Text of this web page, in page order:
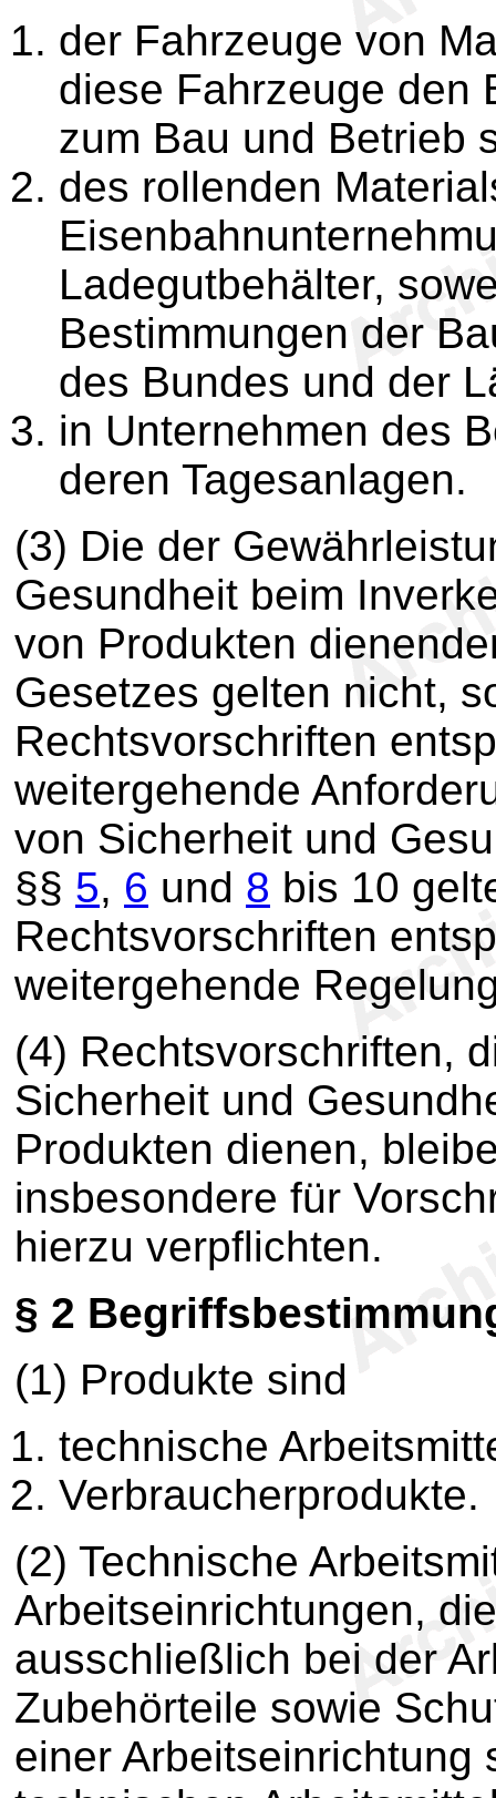
der Fahrzeuge von
diese Fahrzeuge den
zum Bau und Betrieb
des rollenden
Ladegutbehälter,
Bestimmungen der
des Bundes und der
in Unternehmen des
deren Tagesanlagen.
(3) Die der
Gesundheit beim
von Produkten
Gesetzes gelten nicht,
Rechtsvorschriften
weitergehende
von Sicherheit und
§§ 5, 6 und 8 bis 10
Rechtsvorschriften
weitergehende
(4) Rechtsvorschriften,
Sicherheit und
Produkten dienen,
insbesondere für
hierzu verpflichten.
§ 2
(1) Produkte sind
technische
Verbraucherprodukte.
(2) Technische
Arbeitseinrichtungen,
ausschließlich bei der
Zubehörteile sowie
einer Arbeitseinrichtung